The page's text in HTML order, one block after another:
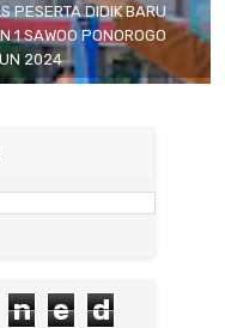
PESERTA DIDIK BARU
1 SAWOO PONOROGO
2024
n e d